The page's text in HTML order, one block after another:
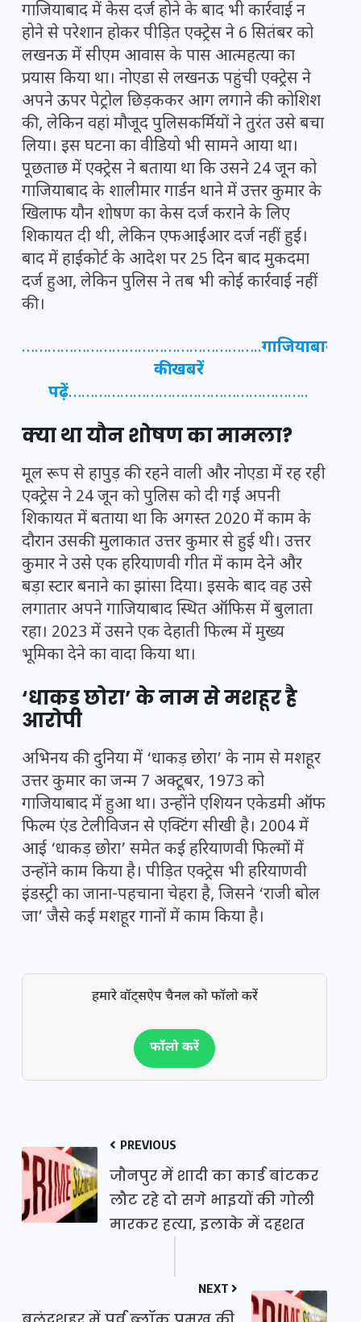
गाजियाबाद में केस दर्ज होने के बाद भी कार्रवाई न
होने से परेशान होकर पीड़ित एक्ट्रेस ने 6 सितंबर को
लखनऊ में सीएम आवास के पास आत्महत्या का
प्रयास किया था। नोएडा से लखनऊ पहुंची एक्ट्रेस ने
अपने ऊपर पेट्रोल छिड़ककर आग लगाने की कोशिश
की, लेकिन वहां मौजूद पुलिसकर्मियों ने तुरंत उसे बचा
लिया। इस घटना का वीडियो भी सामने आया था।
पूछताछ में एक्ट्रेस ने बताया था कि उसने 24 जून को
गाजियाबाद के शालीमार गार्डन थाने में उत्तर कुमार के
खिलाफ यौन शोषण का केस दर्ज कराने के लिए
शिकायत दी थी, लेकिन एफआईआर दर्ज नहीं हुई।
बाद में हाईकोर्ट के आदेश पर 25 दिन बाद मुकदमा
दर्ज हुआ, लेकिन पुलिस ने तब भी कोई कार्रवाई नहीं
की।
………………………………………………..गाजियाबाद
की खबरें
पढ़ें………………………………………………..
क्या था यौन शोषण का मामला?
मूल रूप से हापुड़ की रहने वाली और नोएडा में रह रही
एक्ट्रेस ने 24 जून को पुलिस को दी गई अपनी
शिकायत में बताया था कि अगस्त 2020 में काम के
दौरान उसकी मुलाकात उत्तर कुमार से हुई थी। उत्तर
कुमार ने उसे एक हरियाणवी गीत में काम देने और
बड़ा स्टार बनाने का झांसा दिया। इसके बाद वह उसे
लगातार अपने गाजियाबाद स्थित ऑफिस में बुलाता
रहा। 2023 में उसने एक देहाती फिल्म में मुख्य
भूमिका देने का वादा किया था।
‘धाकड़ छोरा’ के नाम से मशहूर है
आरोपी
अभिनय की दुनिया में ‘धाकड़ छोरा’ के नाम से मशहूर
उत्तर कुमार का जन्म 7 अक्टूबर, 1973 को
गाजियाबाद में हुआ था। उन्होंने एशियन एकेडमी ऑफ
फिल्म एंड टेलीविजन से एक्टिंग सीखी है। 2004 में
आई ‘धाकड़ छोरा’ समेत कई हरियाणवी फिल्मों में
उन्होंने काम किया है। पीड़ित एक्ट्रेस भी हरियाणवी
इंडस्ट्री का जाना-पहचाना चेहरा है, जिसने ‘राजी बोल
जा’ जैसे कई मशहूर गानों में काम किया है।
हमारे वॉट्सऐप चैनल को फॉलो करें
फॉलो करें
PREVIOUS
जौनपुर में शादी का कार्ड बांटकर
लौट रहे दो सगे भाइयों की गोली
मारकर हत्या, इलाके में दहशत
NEXT